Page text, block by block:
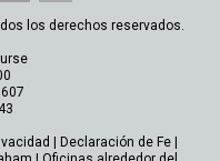
los derechos reservados.
Declaración de Fe|